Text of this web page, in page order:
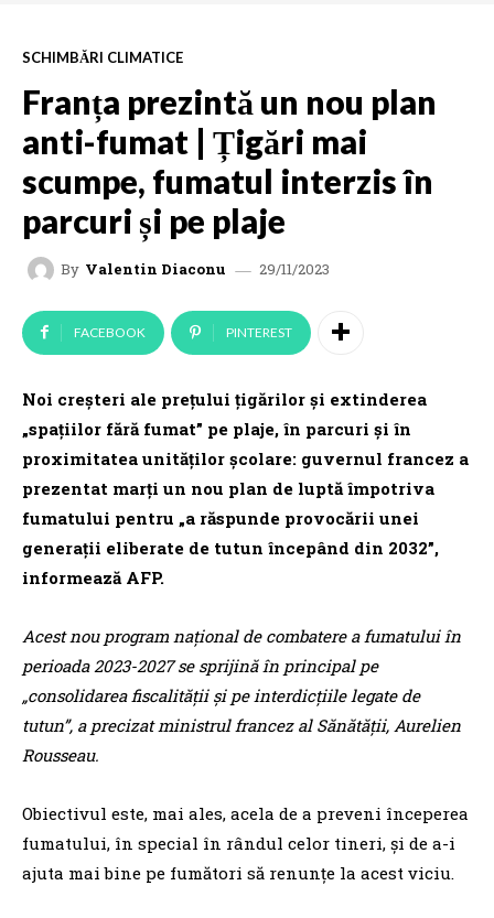
SCHIMBĂRI CLIMATICE
Franța prezintă un nou plan
anti-fumat | Țigări mai
scumpe, fumatul interzis în
parcuri și pe plaje
By Valentin Diaconu 29/11/2023
FACEBOOK PINTEREST
Noi creşteri ale preţului ţigărilor şi extinderea
„spaţiilor fără fumat” pe plaje, în parcuri şi în
proximitatea unităţilor şcolare: guvernul francez a
prezentat marţi un nou plan de luptă împotriva
fumatului pentru „a răspunde provocării unei
generaţii eliberate de tutun începând din 2032”,
informează AFP.
Acest nou program naţional de combatere a fumatului în
perioada 2023-2027 se sprijină în principal pe
„consolidarea fiscalităţii şi pe interdicţiile legate de
tutun”, a precizat ministrul francez al Sănătăţii, Aurelien
Rousseau.
Obiectivul este, mai ales, acela de a preveni începerea
fumatului, în special în rândul celor tineri, şi de a-i
ajuta mai bine pe fumători să renunţe la acest viciu.